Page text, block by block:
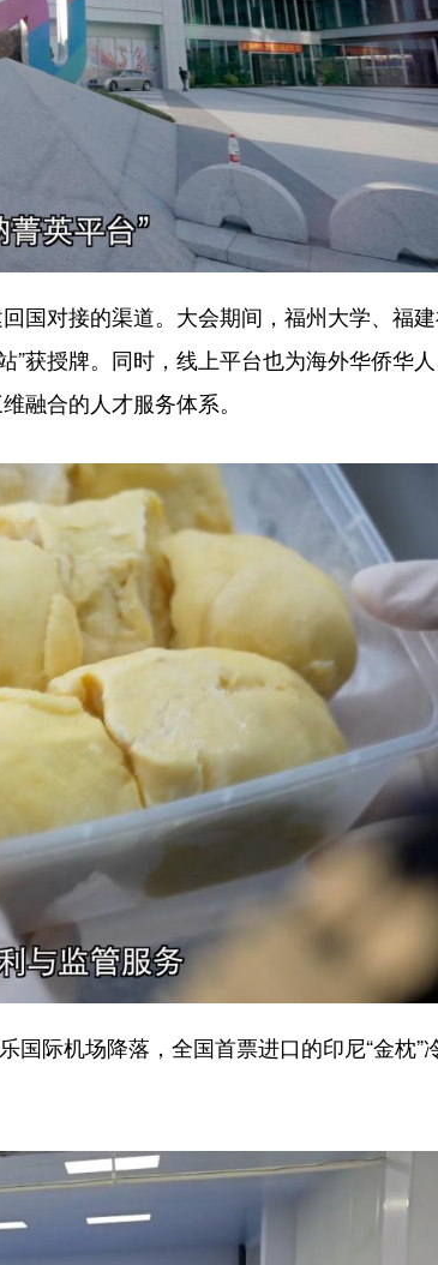
国对接的渠道。大会期间，福州大学、福
”获授牌。同时，线上平台也为海外华侨华
融合的人才服务体系。
际机场降落，全国首票进口的印尼“金枕”